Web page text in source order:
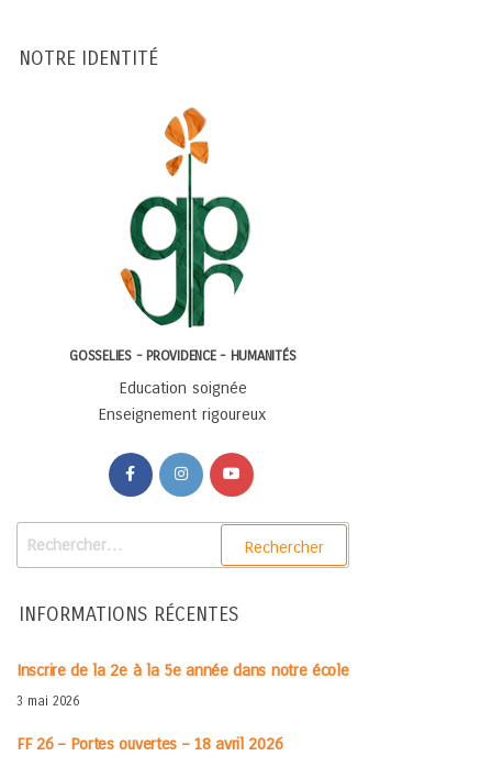
NOTRE IDENTITÉ
GOSSELIES - PROVIDENCE - HUMANITÉS
Education soignée
Enseignement rigoureux
INFORMATIONS RÉCENTES
Inscrire de la 2e à la 5e année dans notre école
3 mai 2026
FF 26 – Portes ouvertes – 18 avril 2026